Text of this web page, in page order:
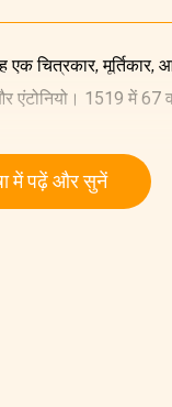
चित्रकार,
एंटोनियो। 1519 में 67
में पढ़ें और सुनें